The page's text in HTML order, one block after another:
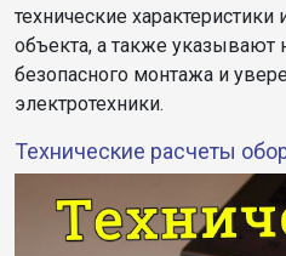
технические
объекта, а также указывают
безопасного монтажа и
электротехники.
Технические расчеты